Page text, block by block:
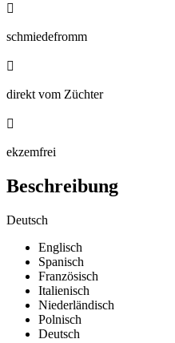

schmiedefromm

direkt vom Züchter

ekzemfrei
Beschreibung
Deutsch
Englisch
Spanisch
Französisch
Italienisch
Niederländisch
Polnisch
Deutsch